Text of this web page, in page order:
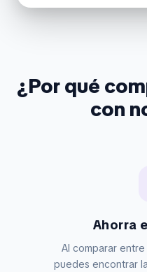
¿Por qué
con
Ahorra
Al comparar
puedes encontrar